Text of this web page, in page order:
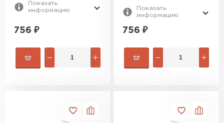
Показать
информацию
756 ₽
Показать
информацию
756 ₽